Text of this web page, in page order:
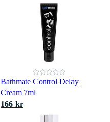
Bathmate Control Delay
Cream 7ml
166 kr